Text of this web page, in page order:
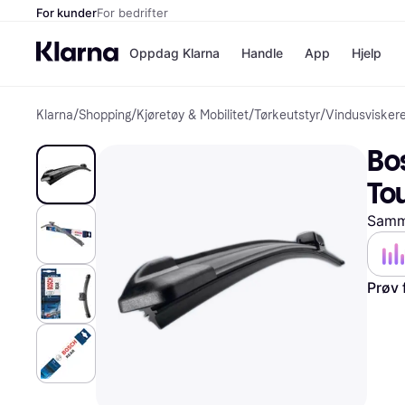
For kunderFor bedrifter
Oppdag Klarna
Betal nå
Betal i 3
Betal innen
Finansiering
Handle
Butikker
App Hjelp
Klarna/Shopping/Kjøretøy & Mobilitet/Tørkeutstyr/
Prøv